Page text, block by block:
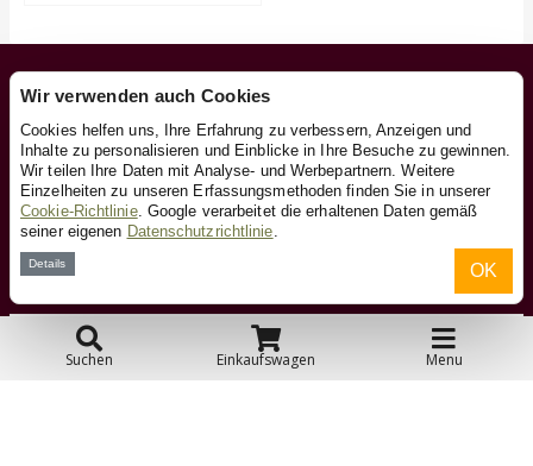
Suchen Einkaufswagen Menu
Unsere Dienstleistungen
Heute bestellt, morgen versendet!
Kostenlose Lieferung und Rücksendung ab 29,95
Herstellergarantie.
Versand mit DHL.
100 Tage Bedenkzeit.
Eigenes Zentrallager.
Kundendienst
Wir verwenden auch Cookies
Cookies helfen uns, Ihre Erfahrung zu verbessern, Anzeigen und
Inhalte zu personalisieren und Einblicke in Ihre Besuche zu gewinnen.
Wir teilen Ihre Daten mit Analyse- und Werbepartnern. Weitere
Einzelheiten zu unseren Erfassungsmethoden finden Sie in unserer
Cookie-Richtlinie. Google verarbeitet die erhaltenen Daten gemäß
seiner eigenen Datenschutzrichtlinie
Details OK